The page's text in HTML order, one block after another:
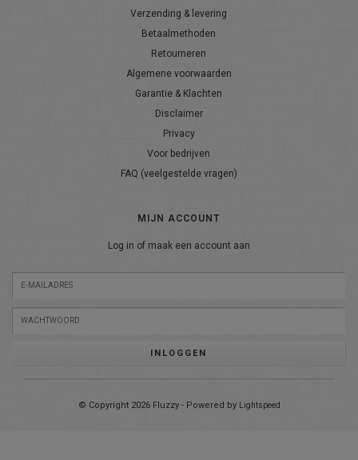
Verzending & levering
Betaalmethoden
Retourneren
Algemene voorwaarden
Garantie & Klachten
Disclaimer
Privacy
Voor bedrijven
FAQ (veelgestelde vragen)
MIJN ACCOUNT
Log in of maak een account aan
INLOGGEN
© Copyright 2026 Fluzzy - Powered by Lightspeed